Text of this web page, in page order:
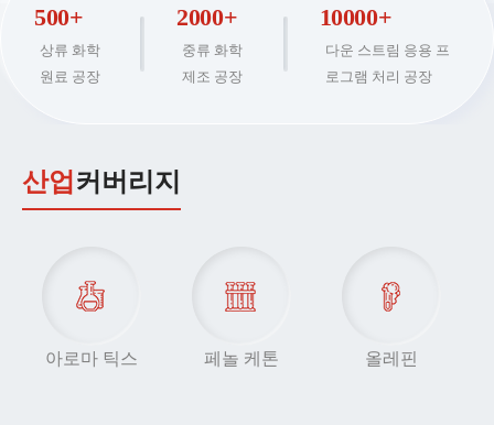
500+
상류 화학
원료 공장
2000+
중류 화학
제조 공장
10000+
다운 스트림 응용 프
로그램 처리 공장
산업 커버리지
아로마 틱스 페놀 케톤 올레핀